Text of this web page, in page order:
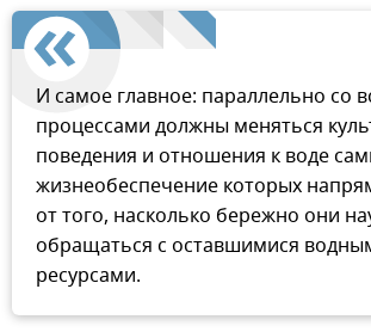
И самое главное: параллельно со
процессами должны меняться
поведения и отношения к воде
жизнеобеспечение которых
от того, насколько бережно они
обращаться с оставшимися
ресурсами.